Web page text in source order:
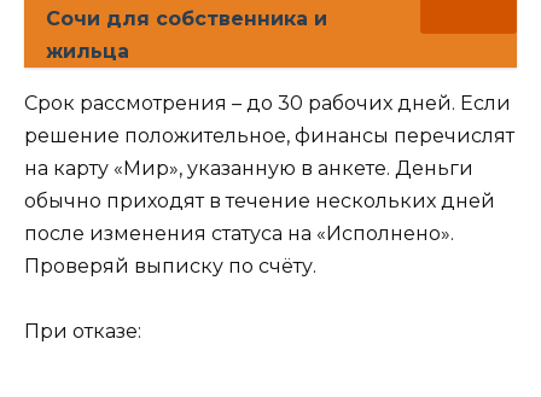
Сочи для собственника и
жильца
Срок рассмотрения – до 30 рабочих дней. Если
решение положительное, финансы перечислят
на карту «Мир», указанную в анкете. Деньги
обычно приходят в течение нескольких дней
после изменения статуса на «Исполнено».
Проверяй выписку по счёту.
При отказе: